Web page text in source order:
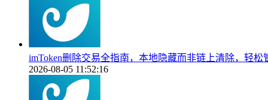
imToken删除交易全指南，本地隐藏而非链上清除，轻松
2026-08-05 11:52:16